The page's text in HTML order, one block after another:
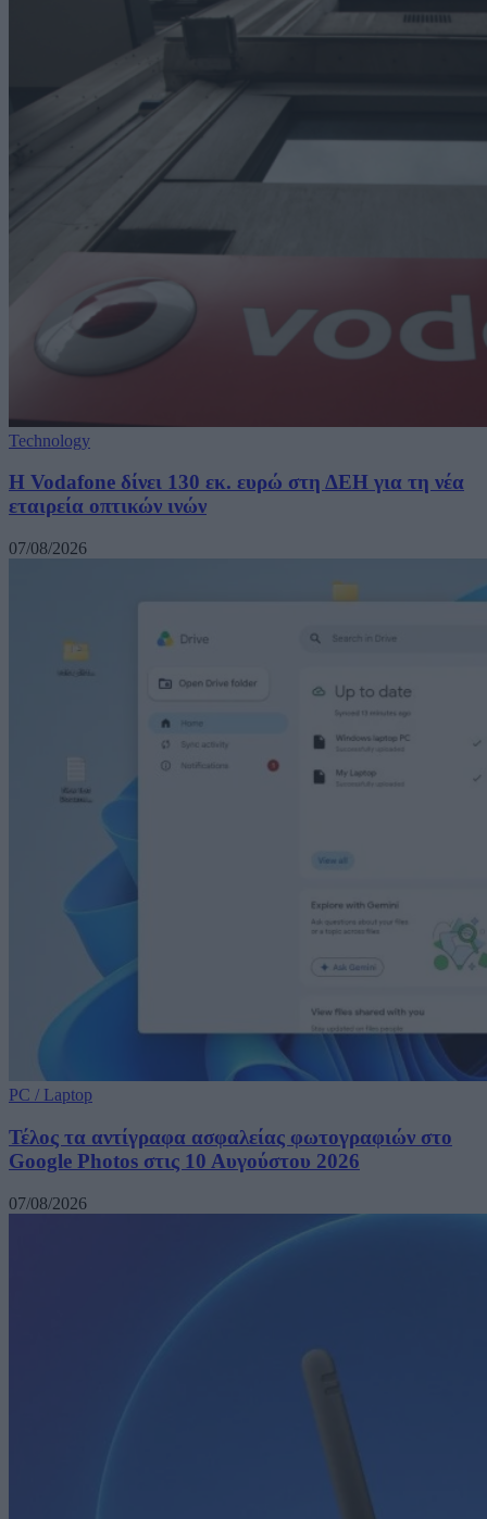
Technology
H Vodafone δίνει 130 εκ. ευρώ στη ΔΕΗ για τη νέα
εταιρεία οπτικών ινών
07/08/2026
PC / Laptop
Τέλος τα αντίγραφα ασφαλείας φωτογραφιών στο
Google Photos στις 10 Αυγούστου 2026
07/08/2026